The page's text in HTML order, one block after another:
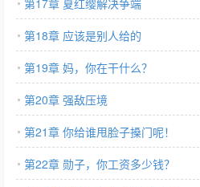
第17章 夏红缨解决争端
第18章 应该是别人给的
第19章 妈，你在干什么？
第20章 强敌压境
第21章 你给谁甩脸子搡门呢！
第22章 勋子，你工资多少钱？